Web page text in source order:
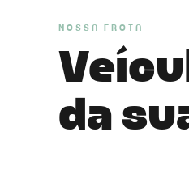
NOSSA FROTA
da